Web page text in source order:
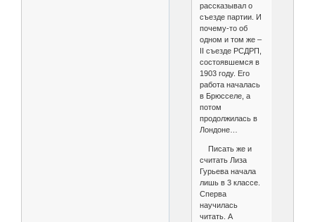
рассказывал о
съезде партии. И
почему-то об
одном и том же –
II съезде РСДРП,
состоявшемся в
1903 году. Его
работа началась
в Брюсселе, а
потом
продолжилась в
Лондоне…
Писать же и
считать Лиза
Гурьева начала
лишь в 3 классе.
Сперва
научилась
читать. А